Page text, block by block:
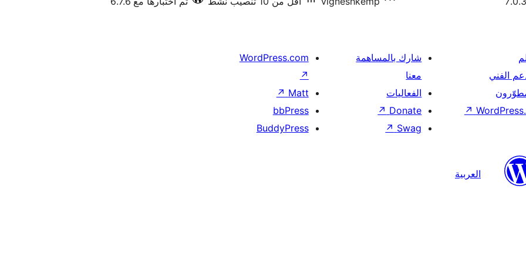
الفني
↗
شارك بالمساهمة
معنا
الفعاليات
Donate
↗
Swag
↗
WordPress.com
↗
Matt
↗
bbPress
BuddyPress
العربية